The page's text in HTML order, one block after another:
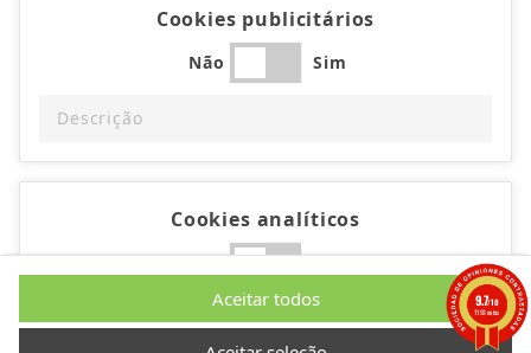
Cookies publicitários
Não Sim
Descrição
Cookies analíticos
Não Sim
Descrição
Aceitar todos 9.7/10
1193 notas